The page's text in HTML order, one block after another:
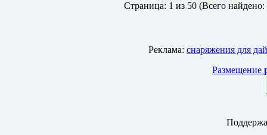
Страницa: 1 из 50 (Всего найдено:
Реклама: снаряжения для
Размещение